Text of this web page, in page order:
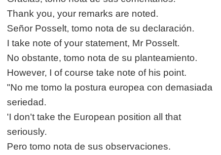
Thank you, your remarks are noted.
Señor Posselt, tomo nota de su declaración.
I take note of your statement, Mr Posselt.
No obstante, tomo nota de su planteamiento.
However, I of course take note of his point.
"No me tomo la postura europea con demasiada
seriedad.
'I don't take the European position all that
seriously.
Pero tomo nota de sus observaciones.